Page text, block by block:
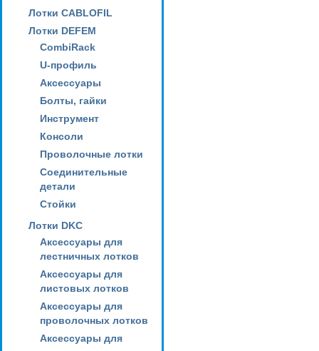
Лотки CABLOFIL
Лотки DEFEM
CombiRack
U-профиль
Аксессуары
Болты, гайки
Инструмент
Консоли
Проволочные лотки
Соединительные
детали
Стойки
Лотки DKC
Аксессуары для
лестничных лотков
Аксессуары для
листовых лотков
Аксессуары для
проволочных лотков
Аксессуары для